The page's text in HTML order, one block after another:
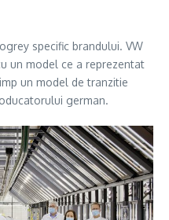
specific brandului. VW
un model ce a reprezentat
un model de tranzitie
german.